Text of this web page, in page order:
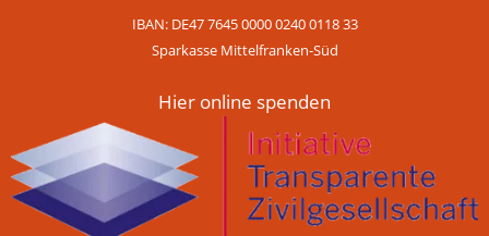
IBAN: DE47 7645 0000 0240 0118 33
Sparkasse Mittelfranken-Süd
Hier online spenden